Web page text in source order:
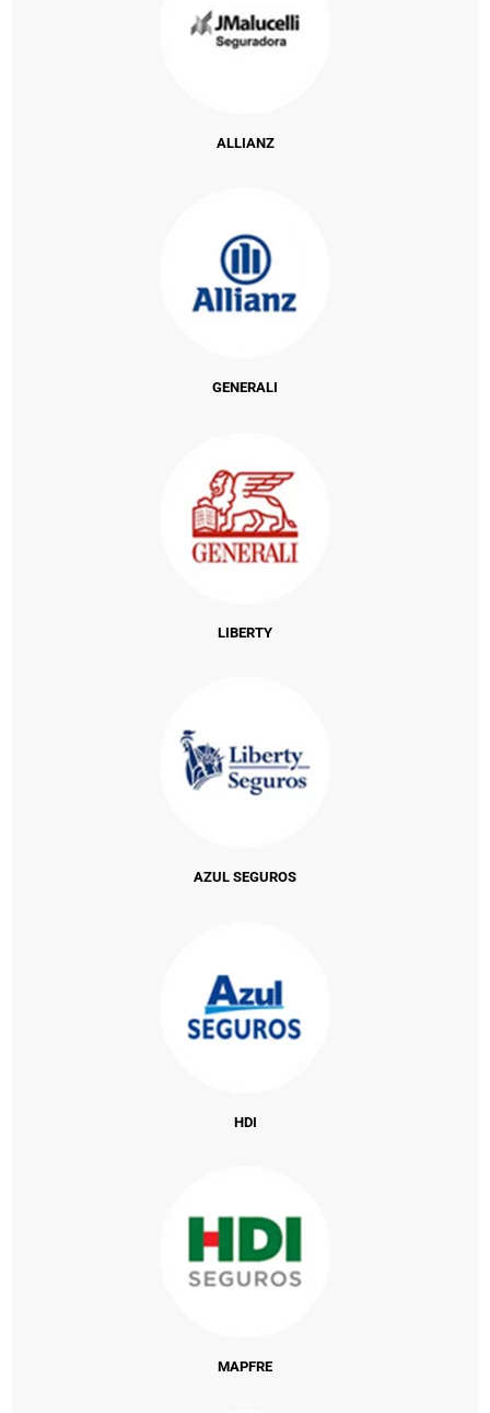
ALLIANZ
GENERALI
LIBERTY
AZUL SEGUROS
HDI
MAPFRE